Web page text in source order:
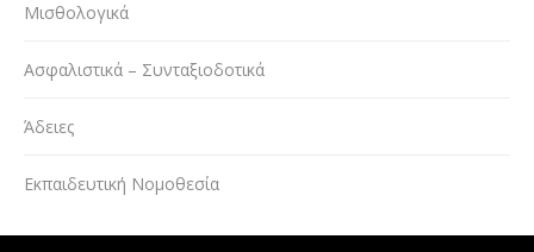
Μισθολογικά
Ασφαλιστικά – Συνταξιοδοτικά
Άδειες
Εκπαιδευτική Νομοθεσία